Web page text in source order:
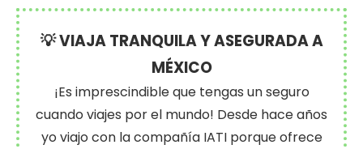
💡 VIAJA TRANQUILA Y ASEGURADA A
MÉXICO
¡Es imprescindible que tengas un seguro
cuando viajes por el mundo! Desde hace años
yo viajo con la compañía IATI porque ofrece